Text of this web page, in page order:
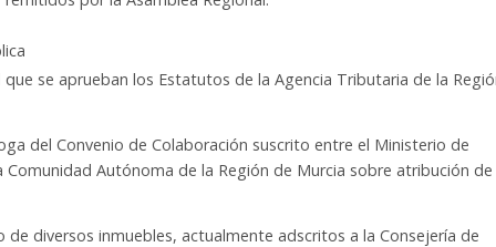
se aprueban los Estatutos de la Agencia Tributaria de la
del Convenio de Colaboración suscrito entre el Ministerio de
Comunidad Autónoma de la Región de Murcia sobre atribución de
diversos inmuebles, actualmente adscritos a la Consejería de